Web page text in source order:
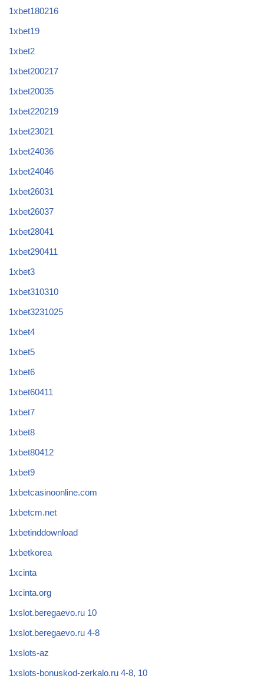
1xbet180216
1xbet19
1xbet2
1xbet200217
1xbet20035
1xbet220219
1xbet23021
1xbet24036
1xbet24046
1xbet26031
1xbet26037
1xbet28041
1xbet290411
1xbet3
1xbet310310
1xbet3231025
1xbet4
1xbet5
1xbet6
1xbet60411
1xbet7
1xbet8
1xbet80412
1xbet9
1xbetcasinoonline.com
1xbetcm.net
1xbetinddownload
1xbetkorea
1xcinta
1xcinta.org
1xslot.beregaevo.ru 10
1xslot.beregaevo.ru 4-8
1xslots-az
1xslots-bonuskod-zerkalo.ru 4-8, 10